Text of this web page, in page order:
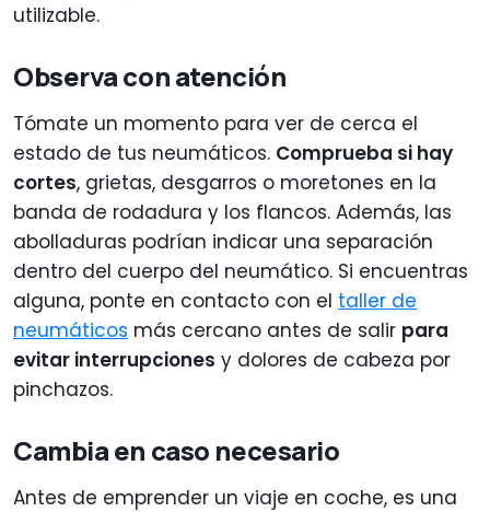
utilizable.
Observa con atención
Tómate un momento para ver de cerca el
estado de tus neumáticos. Comprueba si hay
cortes, grietas, desgarros o moretones en la
banda de rodadura y los flancos. Además, las
abolladuras podrían indicar una separación
dentro del cuerpo del neumático. Si encuentras
alguna, ponte en contacto con el taller de
neumáticos más cercano antes de salir para
evitar interrupciones y dolores de cabeza por
pinchazos.
Cambia en caso necesario
Antes de emprender un viaje en coche, es una